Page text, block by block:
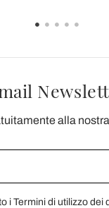
alla
i Termini di utilizzo dei